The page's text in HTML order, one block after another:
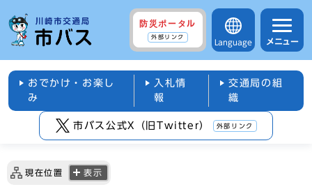
防災ポータル
外部リンク
Language メニュー
おでかけ・お楽し
み
入札情
報
交通局の組
織
市バス公式X（旧Twitter） 外部リンク
現在位置 表示